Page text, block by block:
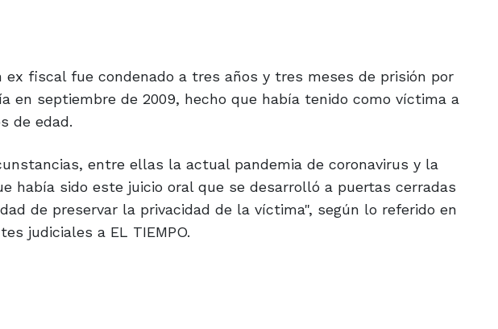
ex fiscal fue condenado a tres años y tres meses de prisión por
en septiembre de 2009, hecho que había tenido como víctima a
de edad.
entre ellas la actual pandemia de coronavirus y la
había sido este juicio oral que se desarrolló a puertas cerradas
de preservar la privacidad de la víctima", según lo referido en
judiciales a EL TIEMPO.